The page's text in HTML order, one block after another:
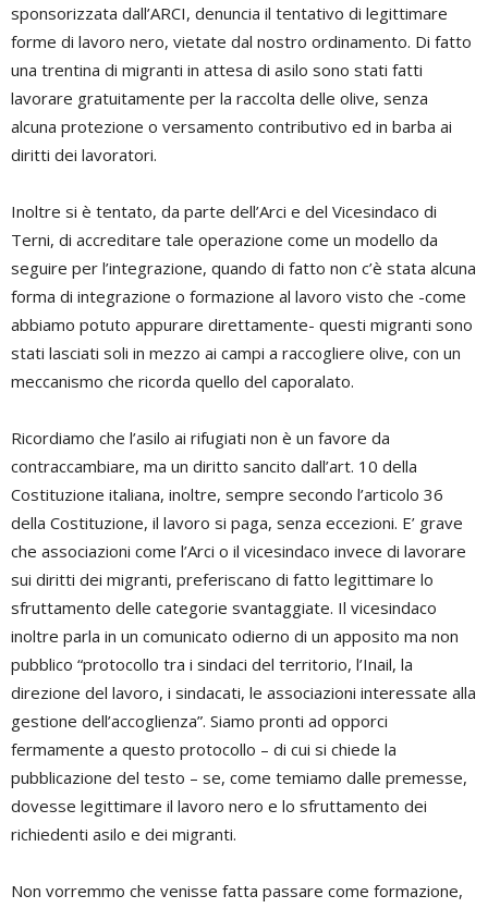
sponsorizzata dall’ARCI, denuncia il tentativo di legittimare
forme di lavoro nero, vietate dal nostro ordinamento. Di fatto
una trentina di migranti in attesa di asilo sono stati fatti
lavorare gratuitamente per la raccolta delle olive, senza
alcuna protezione o versamento contributivo ed in barba ai
diritti dei lavoratori.
Inoltre si è tentato, da parte dell’Arci e del Vicesindaco di
Terni, di accreditare tale operazione come un modello da
seguire per l’integrazione, quando di fatto non c’è stata alcuna
forma di integrazione o formazione al lavoro visto che -come
abbiamo potuto appurare direttamente- questi migranti sono
stati lasciati soli in mezzo ai campi a raccogliere olive, con un
meccanismo che ricorda quello del caporalato.
Ricordiamo che l’asilo ai rifugiati non è un favore da
contraccambiare, ma un diritto sancito dall’art. 10 della
Costituzione italiana, inoltre, sempre secondo l’articolo 36
della Costituzione, il lavoro si paga, senza eccezioni. E’ grave
che associazioni come l’Arci o il vicesindaco invece di lavorare
sui diritti dei migranti, preferiscano di fatto legittimare lo
sfruttamento delle categorie svantaggiate. Il vicesindaco
inoltre parla in un comunicato odierno di un apposito ma non
pubblico “protocollo tra i sindaci del territorio, l’Inail, la
direzione del lavoro, i sindacati, le associazioni interessate alla
gestione dell’accoglienza”. Siamo pronti ad opporci
fermamente a questo protocollo – di cui si chiede la
pubblicazione del testo – se, come temiamo dalle premesse,
dovesse legittimare il lavoro nero e lo sfruttamento dei
richiedenti asilo e dei migranti.
Non vorremmo che venisse fatta passare come formazione,